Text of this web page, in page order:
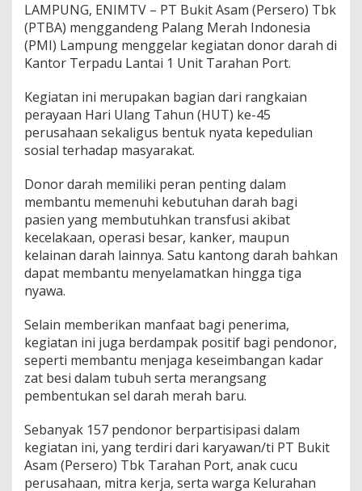
B
A
S
u
e
s
a
n
k
s
D
o
n
o
r
a
h
LAMPUNG, ENIMTV – PT Bukit Asam (Persero) Tbk
(PTBA) menggandeng Palang Merah Indonesia
(PMI) Lampung menggelar kegiatan donor darah di
Kantor Terpadu Lantai 1 Unit Tarahan Port.
Kegiatan ini merupakan bagian dari rangkaian
perayaan Hari Ulang Tahun (HUT) ke-45
perusahaan sekaligus bentuk nyata kepedulian
sosial terhadap masyarakat.
Donor darah memiliki peran penting dalam
membantu memenuhi kebutuhan darah bagi
pasien yang membutuhkan transfusi akibat
kecelakaan, operasi besar, kanker, maupun
kelainan darah lainnya. Satu kantong darah bahkan
dapat membantu menyelamatkan hingga tiga
nyawa.
Selain memberikan manfaat bagi penerima,
kegiatan ini juga berdampak positif bagi pendonor,
seperti membantu menjaga keseimbangan kadar
zat besi dalam tubuh serta merangsang
pembentukan sel darah merah baru.
Sebanyak 157 pendonor berpartisipasi dalam
kegiatan ini, yang terdiri dari karyawan/ti PT Bukit
Asam (Persero) Tbk Tarahan Port, anak cucu
perusahaan, mitra kerja, serta warga Kelurahan